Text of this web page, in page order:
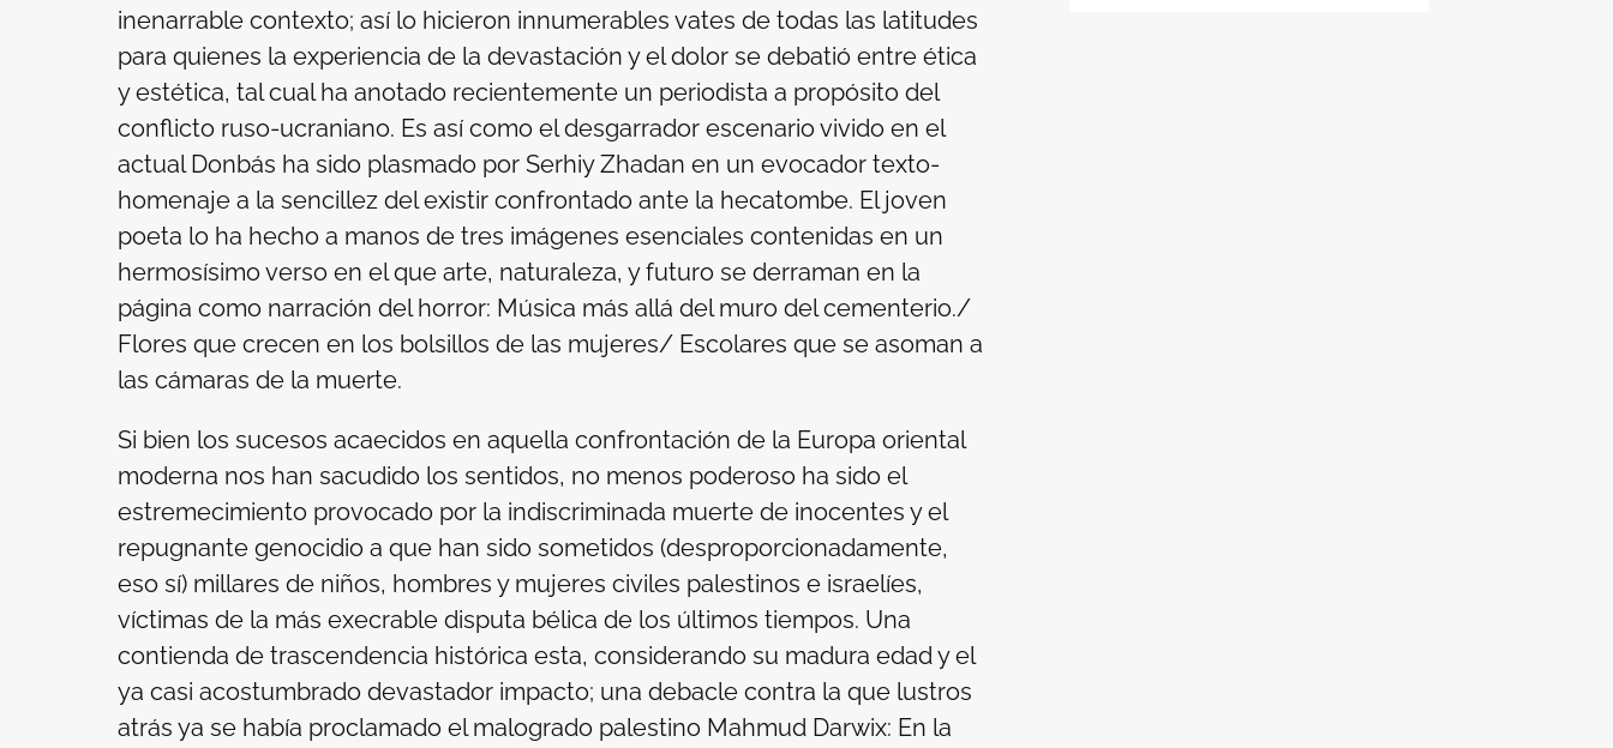
inenarrable contexto; así lo hicieron innumerables vates de todas las latitudes
para quienes la experiencia de la devastación y el dolor se debatió entre ética
y estética, tal cual ha anotado recientemente un periodista a propósito del
conflicto ruso-ucraniano. Es así como el desgarrador escenario vivido en el
actual Donbás ha sido plasmado por Serhiy Zhadan en un evocador texto-
homenaje a la sencillez del existir confrontado ante la hecatombe. El joven
poeta lo ha hecho a manos de tres imágenes esenciales contenidas en un
hermosísimo verso en el que arte, naturaleza, y futuro se derraman en la
página como narración del horror: Música más allá del muro del cementerio./
Flores que crecen en los bolsillos de las mujeres/ Escolares que se asoman a
las cámaras de la muerte.
Si bien los sucesos acaecidos en aquella confrontación de la Europa oriental
moderna nos han sacudido los sentidos, no menos poderoso ha sido el
estremecimiento provocado por la indiscriminada muerte de inocentes y el
repugnante genocidio a que han sido sometidos (desproporcionadamente,
eso sí) millares de niños, hombres y mujeres civiles palestinos e israelíes,
víctimas de la más execrable disputa bélica de los últimos tiempos. Una
contienda de trascendencia histórica esta, considerando su madura edad y el
ya casi acostumbrado devastador impacto; una debacle contra la que lustros
atrás ya se había proclamado el malogrado palestino Mahmud Darwix: En la